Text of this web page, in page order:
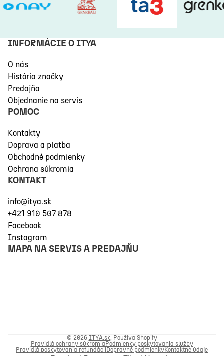
INFORMÁCIE O ITYA
O nás
História značky
Predajňa
Objednanie na servis
POMOC
Kontakty
Doprava a platba
Obchodné podmienky
Ochrana súkromia
KONTAKT
info@itya.sk
+421 910 507 878
Facebook
Instagram
MAPA NA SERVIS A PREDAJŇU
© 2026 ITYA.sk, Používa Shopify
Pravidlá ochrany súkromiaPodmienky poskytovania služby
Pravidlá poskytovania refundáciíDopravné podmienkyKontaktné údaje